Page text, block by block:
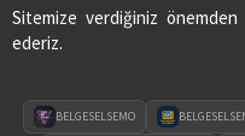
Sitemize verdiğiniz
ederiz.
BELGESELSEMO